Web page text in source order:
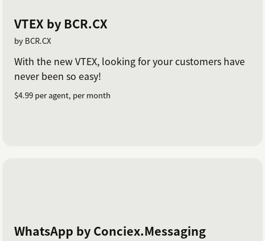
VTEX by BCR.CX
by BCR.CX
With the new VTEX, looking for your customers have
never been so easy!
$4.99 per agent, per month
WhatsApp by Conciex.Messaging